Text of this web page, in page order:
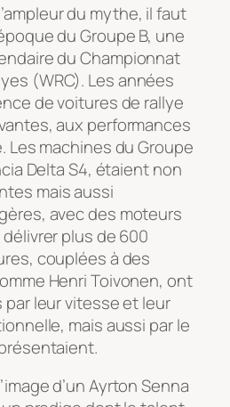
du mythe, il faut
du Groupe B, une
du Championnat
(WRC). Les années
de voitures de rallye
aux performances
Les machines du Groupe
Delta S4, étaient non
mais aussi
avec des moteurs
plus de 600
couplées à des
Henri Toivonen, ont
leur vitesse et leur
mais aussi par le
d’un Ayrton Senna